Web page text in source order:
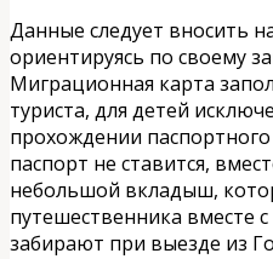
Данные следует вносить
ориентируясь по своему
Миграционная карта
туриста, для детей
прохождении
паспорт не ставится,
небольшой вкладыш,
путешественника вместе
забирают при выезде из